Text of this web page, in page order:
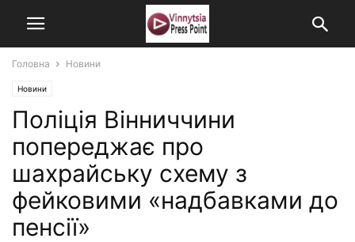
Головна Новини
Новини
Поліція Вінниччини
попереджає про
шахрайську схему з
фейковими «надбавками до
пенсії»